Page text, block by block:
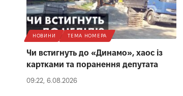
НОВИНИ ТЕМА НОМЕРА
Чи встигнуть до «Динамо», хаос із
картками та поранення депутата
09:22, 6.08.2026